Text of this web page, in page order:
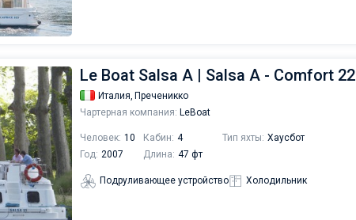
Le Boat Salsa A | Salsa A - Comfort 22
Италия, Преченикко
Чартерная компания: LeBoat
Человек: 10 Кабин: 4 Тип яхты: Хаусбот
Год: 2007 Длина: 47 фт
Подруливающее устройство Холодильник